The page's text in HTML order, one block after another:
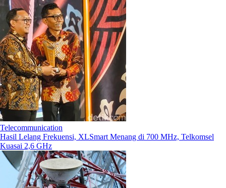
Telecommunication
Hasil Lelang Frekuensi, XLSmart Menang di 700 MHz, Telkomsel
Kuasai 2,6 GHz